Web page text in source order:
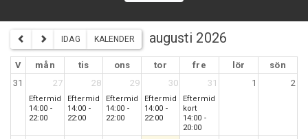
IDAG KALENDER augusti 2026
V mån tis ons tor fre lör
sön
31
27 28 29 30 31 1 2
Eftermiddag
14:00 -
22:00
Eftermiddag
14:00 -
22:00
Eftermiddag
14:00 -
22:00
Eftermiddag
14:00 -
22:00
Eftermiddag
kort
14:00 -
20:00